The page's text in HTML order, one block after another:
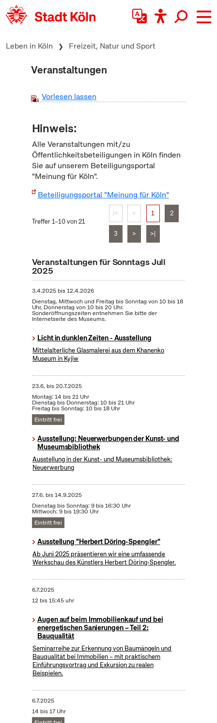
zum Inhalt springen
Leben in Köln Freizeit, Natur und Sport
Veranstaltungen
Vorlesen lassen
Hinweis:
Alle Veranstaltungen mit/zu
Öffentlichkeitsbeteiligungen in Köln finden
Sie auf unserem Beteiligungsportal
"Meinung für Köln".
Beteiligungsportal "Meinung für Köln"
Treffer 1–10 von 21
|< < 1 2
3 > >|
Veranstaltungen für Sonntags Juli
2025
3.4.2025bis12.4.2026
Dienstag, Mittwoch und Freitag bis Sonntag von 10 bis 18
Uhr, Donnerstag von 10 bis 20 Uhr.
Sonderöffnungszeiten entnehmen Sie bitte der
Internetseite des Museums.
Licht in dunklen Zeiten - Ausstellung
Mittelalterliche Glasmalerei aus dem Khanenko
Museum in Kyjiw
23.6. bis20.7.2025
Montag: 14 bis 21 Uhr
Dienstag bis Donnerstag: 10 bis 21 Uhr
Freitag bis Sonntag: 10 bis 18 Uhr
Eintritt frei
Ausstellung: Neuerwerbungen der Kunst- und
Museumsbibliothek
Ausstellung in der Kunst- und Museumsbibliothek:
Neuerwerbung
27.6. bis14.9.2025
Dienstag bis Sonntag: 9 bis 16:30 Uhr
Mittwoch: 9 bis 19:30 Uhr
Eintritt frei
Ausstellung "Herbert Döring-Spengler"
Ab Juni 2025 präsentieren wir eine umfassende
Werkschau des Künstlers Herbert Döring-Spengler.
6.7.2025
12 bis 15:45 uhr
Augen auf beim Immobilienkauf und bei
energetischen Sanierungen – Teil 2:
Bauqualität
Seminarreihe zur Erkennung von Baumängeln und
Bauqualität bei Immobilien – mit praktischem
Einführungsvortrag und Exkursion zu realen
Beispielen.
6.7.2025
14 bis 17 Uhr